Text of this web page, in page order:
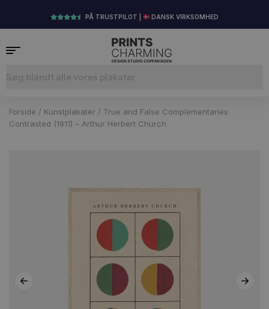
PÅ TRUSTPILOT | DANSK VIRKSOMHED
Forside / Kunstplakater / True and False Complementaries
Contrasted (1911) – Arthur Herbert Church